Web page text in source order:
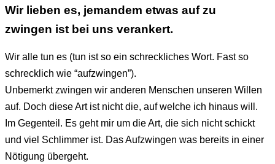
Wir lieben es, jemandem etwas auf zu
zwingen ist bei uns verankert.
Wir alle tun es (tun ist so ein schreckliches Wort. Fast so
schrecklich wie “aufzwingen”).
Unbemerkt zwingen wir anderen Menschen unseren Willen
auf. Doch diese Art ist nicht die, auf welche ich hinaus will.
Im Gegenteil. Es geht mir um die Art, die sich nicht schickt
und viel Schlimmer ist. Das Aufzwingen was bereits in einer
Nötigung übergeht.